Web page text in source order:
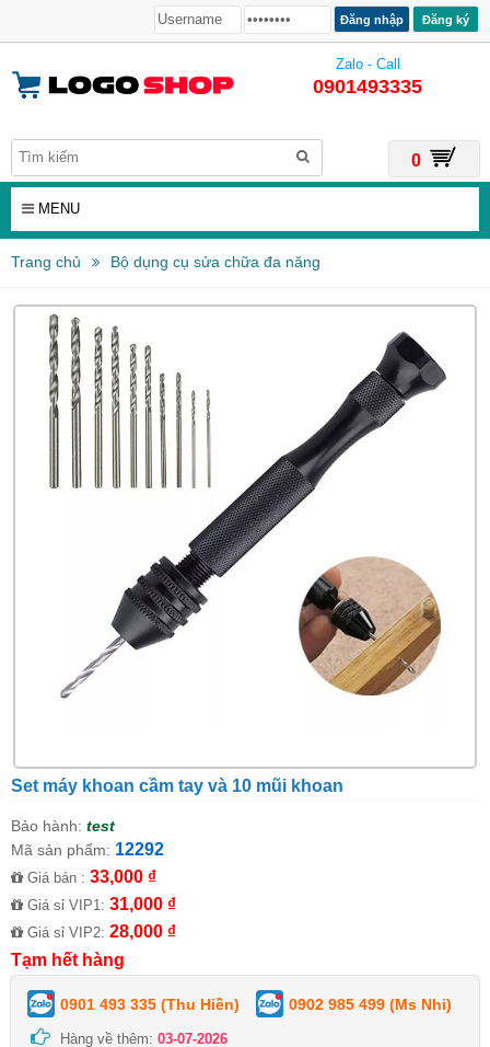
Đăng ký
Zalo - Call
0901493335
0
MENU
Trang chủ Bộ dụng cụ sửa chữa đa năng
Set máy khoan cầm tay và 10 mũi khoan
Bảo hành: test
Mã sản phẩm: 12292
Giá bán : 33,000 ₫
Giá sỉ VIP1: 31,000 ₫
Giá sỉ VIP2: 28,000 ₫
Tạm hết hàng
0901 493 335 (Thu Hiền) 0902 985 499 (Ms Nhi)
Hàng về thêm: 03-07-2026